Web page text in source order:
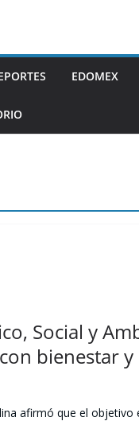
EDOMEX
Social y
bienestar y
afirmó que el objetivo